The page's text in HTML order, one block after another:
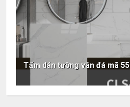
Tấm dán tường vân đá mã 55